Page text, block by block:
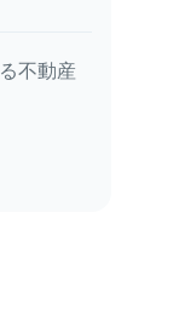
不動産